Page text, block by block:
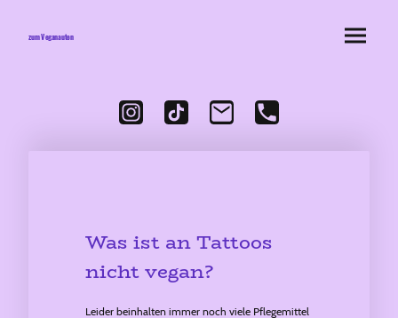
zum Veganauten
Was ist an Tattoos
nicht vegan?
Leider beinhalten immer noch viele Pflegemittel